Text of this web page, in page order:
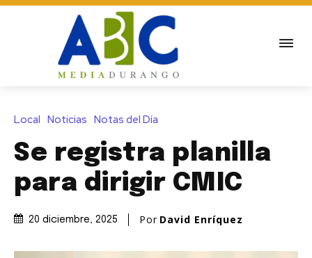
Local Noticias Notas del Día
Se registra planilla
para dirigir CMIC
20 diciembre, 2025 Por David Enríquez